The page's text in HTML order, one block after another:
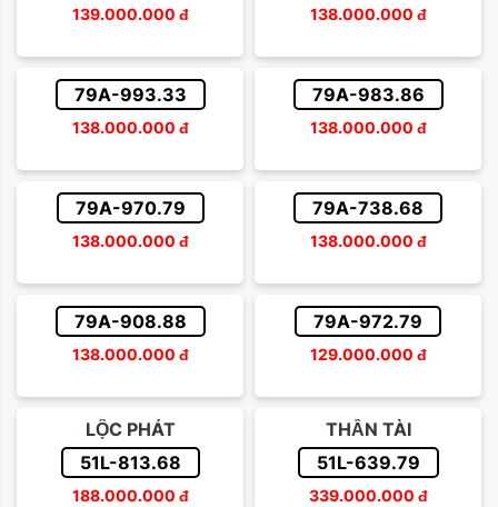
139.000.000 đ 138.000.000 đ
79A-993.33
138.000.000 đ
79A-983.86
138.000.000 đ
79A-970.79
138.000.000 đ
79A-738.68
138.000.000 đ
79A-908.88
138.000.000 đ
79A-972.79
129.000.000 đ
LỘC PHÁT
51L-813.68
188.000.000 đ
THẦN TÀI
51L-639.79
339.000.000 đ